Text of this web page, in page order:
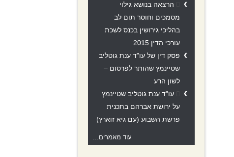
הרצאה בנושא גילוי
מסמכים וחוסר תום לב
בהליכי גירושין בכנס לשכת
עורכי הדין 2015
פסק דין של עו"ד ענת גוטליב
שטיינמץ שהותר לפרסום –
לשון הרע
עו"ד ענת גוטליב שטיינמץ
על ירושת אברהם בתכנית
פרשת השבוע (עם גיא זוארץ)
עוד מאמרים...